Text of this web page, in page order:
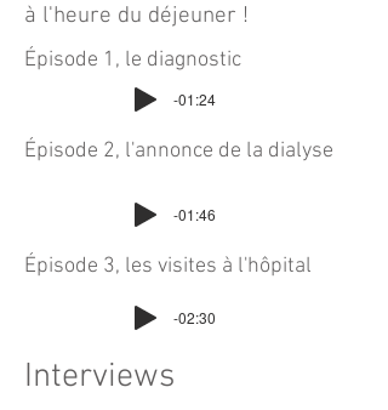
à l'heure du déjeuner !
Épisode 1, le diagnostic
-01:24
Épisode 2, l'annonce de la dialyse
-01:46
Épisode 3, les visites à l'hôpital
-02:30
Interviews